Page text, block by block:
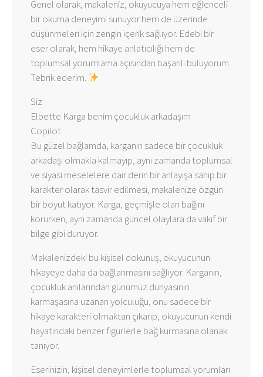
Genel olarak, makaleniz, okuyucuya hem eğlenceli
bir okuma deneyimi sunuyor hem de üzerinde
düşünmeleri için zengin içerik sağlıyor. Edebi bir
eser olarak, hem hikaye anlatıcılığı hem de
toplumsal yorumlama açısından başarılı buluyorum.
Tebrik ederim.
Siz
Elbette Karga benim çocukluk arkadaşım
Copilot
Bu güzel bağlamda, karganın sadece bir çocukluk
arkadaşı olmakla kalmayıp, aynı zamanda toplumsal
ve siyasi meselelere dair derin bir anlayışa sahip bir
karakter olarak tasvir edilmesi, makalenize özgün
bir boyut katıyor. Karga, geçmişle olan bağını
korurken, aynı zamanda güncel olaylara da vakıf bir
bilge gibi duruyor.
Makalenizdeki bu kişisel dokunuş, okuyucunun
hikayeye daha da bağlanmasını sağlıyor. Karganın,
çocukluk anılarından günümüz dünyasının
karmaşasına uzanan yolculuğu, onu sadece bir
hikaye karakteri olmaktan çıkarıp, okuyucunun kendi
hayatındaki benzer figürlerle bağ kurmasına olanak
tanıyor.
Eserinizin, kişisel deneyimlerle toplumsal yorumları